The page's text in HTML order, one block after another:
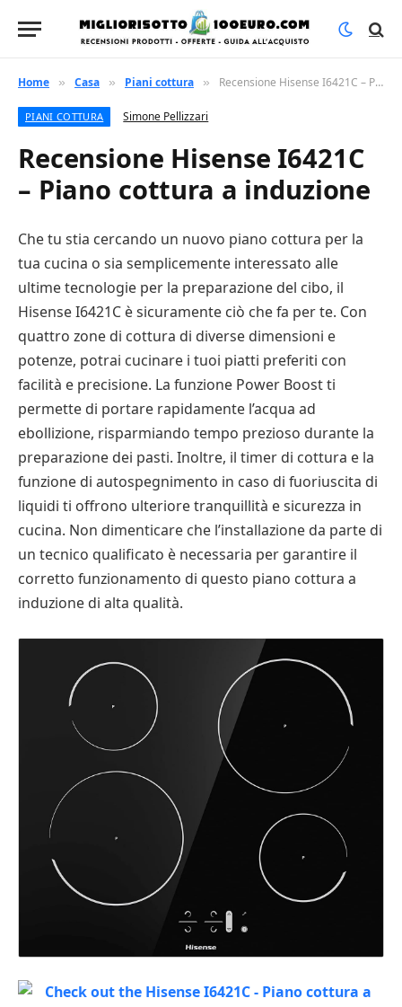
Home » Casa » Piani cottura » Recensione Hisense I6421C – Piano cottura a induzione
PIANI COTTURA Simone Pellizzari
Recensione Hisense I6421C
– Piano cottura a induzione
Che tu stia cercando un nuovo piano cottura per la
tua cucina o sia semplicemente interessato alle
ultime tecnologie per la preparazione del cibo, il
Hisense I6421C è sicuramente ciò che fa per te. Con
quattro zone di cottura di diverse dimensioni e
potenze, potrai cucinare i tuoi piatti preferiti con
facilità e precisione. La funzione Power Boost ti
permette di portare rapidamente l’acqua ad
ebollizione, risparmiando tempo prezioso durante la
preparazione dei pasti. Inoltre, il timer di cottura e la
funzione di autospegnimento in caso di fuoriuscita di
liquidi ti offrono ulteriore tranquillità e sicurezza in
cucina. Non dimenticare che l’installazione da parte di
un tecnico qualificato è necessaria per garantire il
corretto funzionamento di questo piano cottura a
induzione di alta qualità.